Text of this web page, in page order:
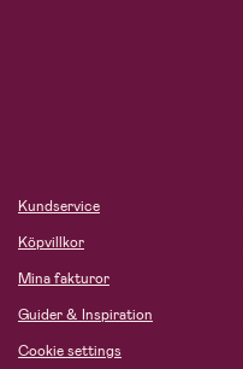
Kundservice
Köpvillkor
Mina fakturor
Guider & Inspiration
Cookie settings